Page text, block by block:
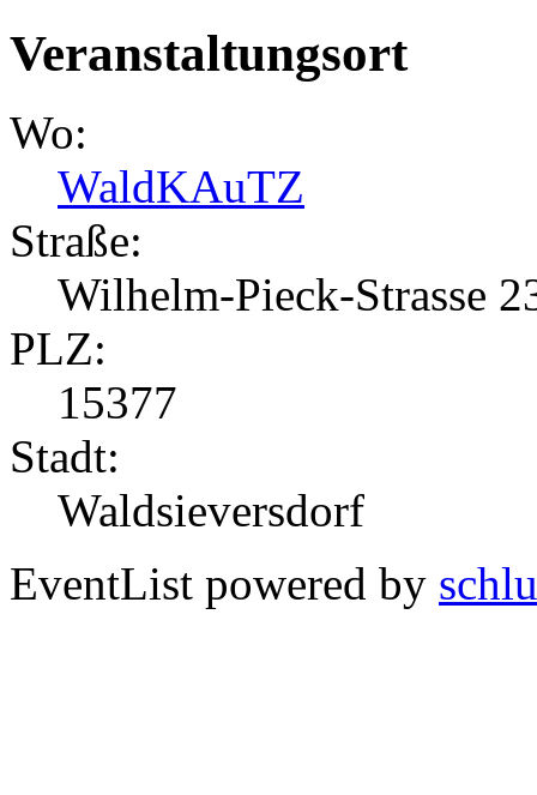
Veranstaltungsort
Wo:
WaldKAuTZ
Straße:
Wilhelm-Pieck-Strasse
PLZ:
15377
Stadt:
Waldsieversdorf
EventList powered by